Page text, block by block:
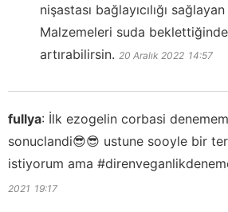
nişastası bağlayıcılığı
Malzemeleri suda beklettiğinde
artırabilirsin. 20 Aralık 2022 14:57
fullya: İlk ezogelin corbasi
sonuclandi😎😎 ustune sooyle bir
istiyorum ama
2021 19:17